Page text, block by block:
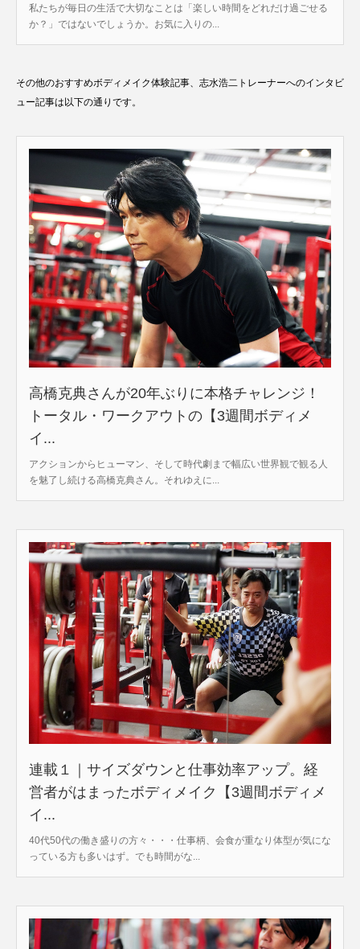
私たちが毎日の生活で大切なことは「楽しい時間をどれだけ過ごせる
か？」ではないでしょうか。お気に入りの...
その他のおすすめボディメイク体験記事、志水浩二トレーナーへのインタビ
ュー記事は以下の通りです。
高橋克典さんが20年ぶりに本格チャレンジ！
トータル・ワークアウトの【3週間ボディメ
イ...
アクションからヒューマン、そして時代劇まで幅広い世界観で観る人
を魅了し続ける高橋克典さん。それゆえに...
連載１｜サイズダウンと仕事効率アップ。経
営者がはまったボディメイク【3週間ボディメ
イ...
40代50代の働き盛りの方々・・・仕事柄、会食が重なり体型が気にな
っている方も多いはず。でも時間がな...